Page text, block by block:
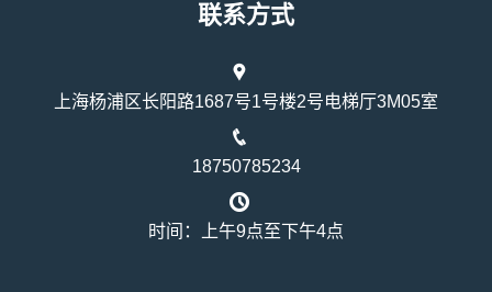
联系方式
上海杨浦区长阳路1687号1号楼2号电梯厅3M05室
18750785234
时间：上午9点至下午4点